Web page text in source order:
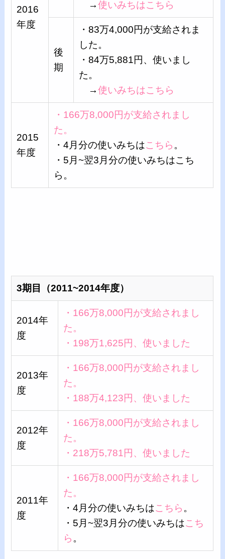
2016
年度
→使いみちはこちら
後
期
・83万4,000円が支給されま
した。
・84万5,881円、使いまし
た。
→使いみちはこちら
2015
年度
・166万8,000円が支給されまし
た。
・4月分の使いみちはこちら 。
・5月~翌3月分の使いみちはこち
ら。
3期目（2011~2014年度）
2014年
度
・166万8,000円が支給されまし
た。
・198万1,625円、使いました
2013年
度
・166万8,000円が支給されまし
た。
・188万4,123円、使いました
2012年
度
・166万8,000円が支給されまし
た。
・218万5,781円、使いました
2011年
度
・166万8,000円が支給されまし
た。
・4月分の使いみちはこちら 。
・5月~翌3月分の使いみちはこち
ら 。